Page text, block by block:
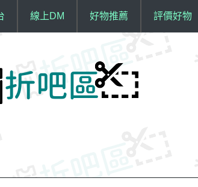
線上DM 好物推薦 評價好物